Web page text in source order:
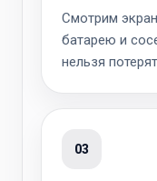
Смотрим
батарею и
нельзя
03